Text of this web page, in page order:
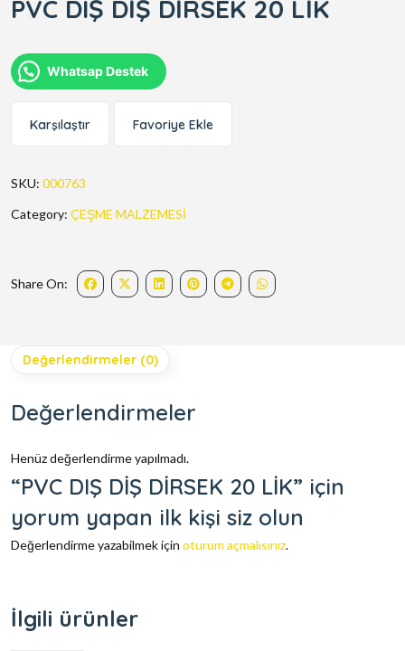
PVC DIŞ DİŞ DİRSEK 20 LİK
Whatsap Destek
Karşılaştır Favoriye Ekle
SKU: 000763
Category: ÇEŞME MALZEMESİ
Share On:
Değerlendirmeler (0)
Değerlendirmeler
Henüz değerlendirme yapılmadı.
“PVC DIŞ DİŞ DİRSEK 20 LİK” için
yorum yapan ilk kişi siz olun
Değerlendirme yazabilmek için oturum açmalısınız.
İlgili ürünler